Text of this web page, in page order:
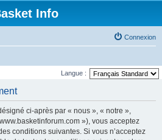
Info
Connexion
Langue :
ci-après par « nous », « notre »,
»), vous acceptez
conditions suivantes. Si vous n’acceptez